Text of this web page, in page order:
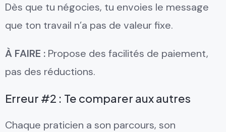
Dès que tu négocies, tu envoies le message
que ton travail n’a pas de valeur fixe.
À FAIRE : Propose des facilités de paiement,
pas des réductions.
Erreur #2 : Te comparer aux autres
Chaque praticien a son parcours, son